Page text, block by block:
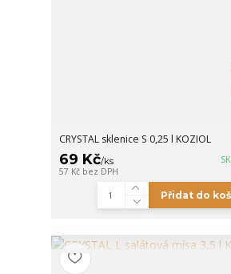
CRYSTAL sklenice S 0,25 l KOZIOL
69 Kč/ks
57 Kč bez DPH
Přidat do